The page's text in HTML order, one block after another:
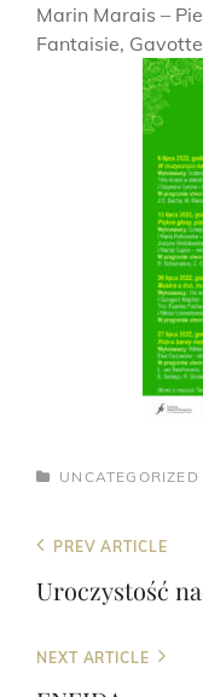
Marin Marais –
Fantaisie,
CATEGORIES
UNCATEGORIZED
Nawigacja
wpisu
Previous
Post
PREV ARTICLE
Uroczystość
Next
Post
NEXT ARTICLE